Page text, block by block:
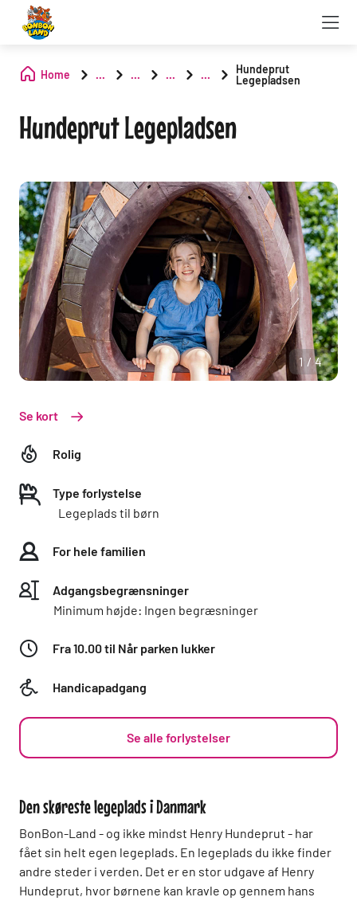
Home ... ... ... ...
Hundeprut
Legepladsen
Hundeprut Legepladsen
1/4
Se kort
Rolig
Type forlystelse
Legeplads til børn
For hele familien
Adgangsbegrænsninger
Minimum højde: Ingen begræsninger
Fra 10.00 til Når parken lukker
Handicapadgang
Se alle forlystelser
Den skøreste legeplads i Danmark
BonBon-Land - og ikke mindst Henry Hundeprut - har
fået sin helt egen legeplads. En legeplads du ikke finder
andre steder i verden. Det er en stor udgave af Henry
Hundeprut, hvor børnene kan kravle op gennem hans